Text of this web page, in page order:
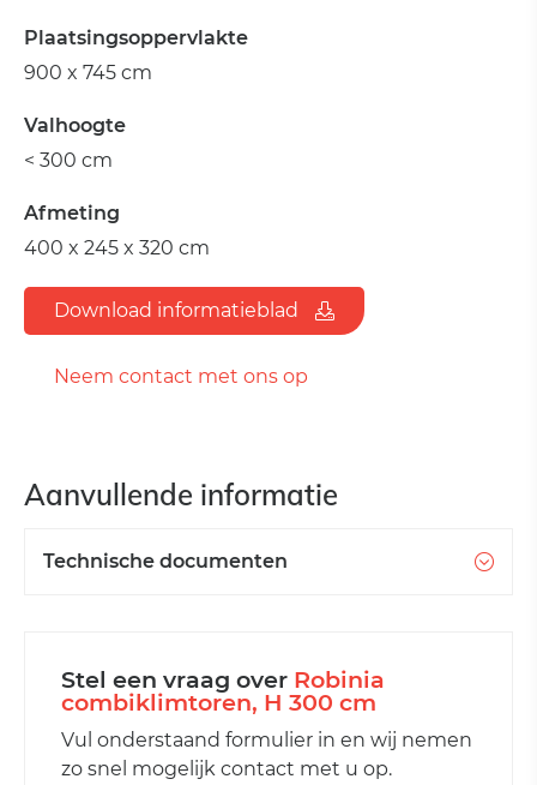
Plaatsingsoppervlakte
900 x 745 cm
Valhoogte
< 300 cm
Afmeting
400 x 245 x 320 cm
Download informatieblad
Neem contact met ons op
Aanvullende informatie
Technische documenten
Stel een vraag over Robinia
combiklimtoren, H 300 cm
Vul onderstaand formulier in en wij nemen
zo snel mogelijk contact met u op.